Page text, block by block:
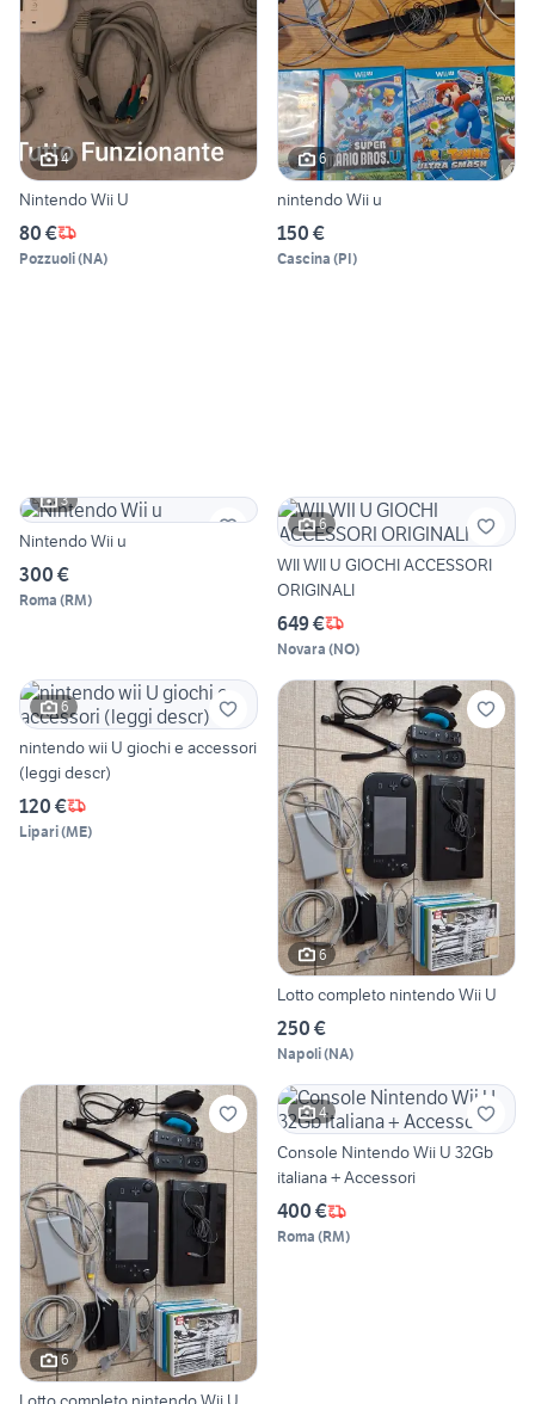
4
Nintendo Wii U
80 €
Pozzuoli(NA)
6
nintendo Wii u
150 €
Cascina (PI)
3
Nintendo Wii u
300 €
Roma (RM)
6
WII WII U GIOCHI ACCESSORI
ORIGINALI
649 €
Novara (NO)
6
nintendo wii U giochi e accessori
(leggi descr)
120 €
Lipari(ME)
6
Lotto completo nintendo Wii U
250 €
Napoli(NA)
6
4
Console Nintendo Wii U 32Gb
italiana + Accessori
400 €
Roma (RM)